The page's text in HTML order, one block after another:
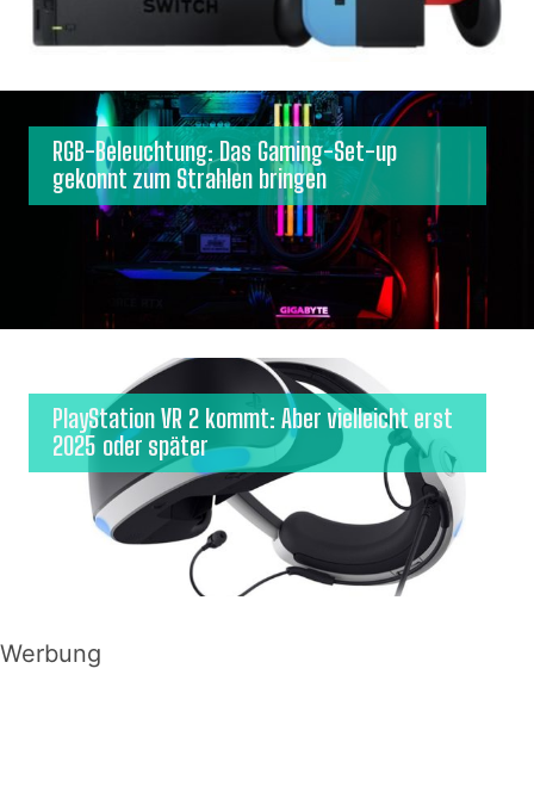
RGB-Beleuchtung: Das Gaming-Set-up
gekonnt zum Strahlen bringen
PlayStation VR 2 kommt: Aber vielleicht erst
2025 oder später
Werbung